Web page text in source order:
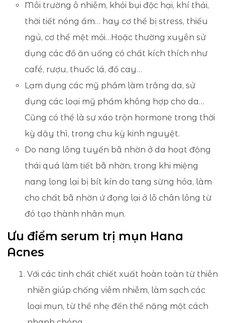
Môi trường ô nhiễm, khói bụi độc hại, khí thải,
thời tiết nóng ẩm… hay cơ thể bị stress, thiếu
ngủ, cơ thể mệt mỏi…Hoặc thường xuyên sử
dụng các đồ ăn uống có chất kích thích như
café, rượu, thuốc lá, đồ cay…
Lạm dụng các mỹ phẩm làm trắng da, sử
dụng các loại mỹ phẩm không hợp cho da…
Cũng có thể là sự xáo trộn hormone trong thời
kỳ dậy thì, trong chu kỳ kinh nguyệt.
Do nang lông tuyến bã nhờn ở da hoạt động
thái quá làm tiết bã nhờn, trong khi miệng
nang long lại bị bít kín do tang sừng hóa, làm
cho chất bã nhờn ứ đọng lại ở lỗ chân lông từ
đó tạo thành nhân mụn.
Ưu điểm serum trị mụn Hana
Acnes
Với các tinh chất chiết xuất hoàn toàn từ thiên
nhiên giúp chống viêm nhiễm, làm sạch các
loại mụn, từ thể nhẹ đến thể nặng một cách